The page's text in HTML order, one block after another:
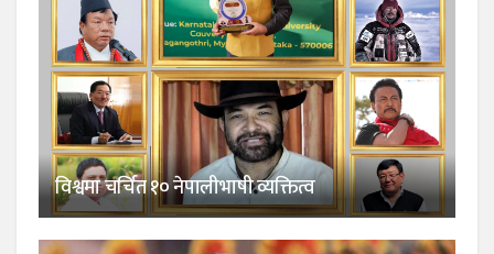
विश्वमा चर्चित १० नेपालीभाषी व्यक्तित्व